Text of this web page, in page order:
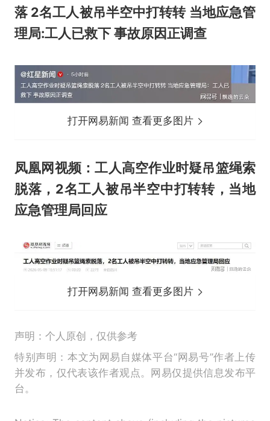
落 2名工人被吊半空中打转转 当地应急管
理局:工人已救下 事故原因正调查
打开网易新闻 查看更多图片
凤凰网视频：工人高空作业时疑吊篮绳索
脱落，2名工人被吊半空中打转转，当地
应急管理局回应
打开网易新闻 查看更多图片
声明：个人原创，仅供参考
特别声明：本文为网易自媒体平台“网易号”作者上传
并发布，仅代表该作者观点。网易仅提供信息发布平
台。